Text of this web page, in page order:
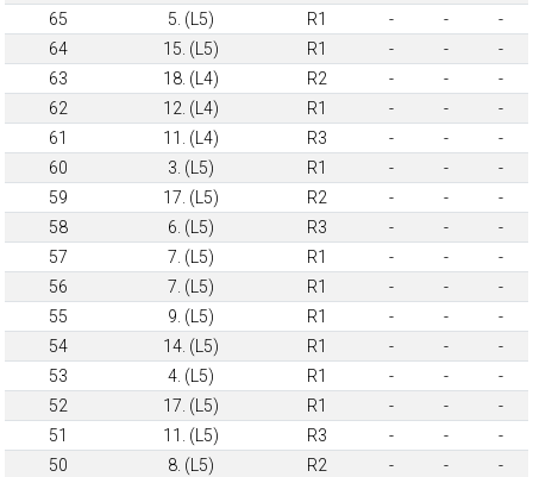
65
5. (L5) R1 - -
-
64
15. (L5) R1 - -
-
63
18. (L4) R2 - -
-
62
12. (L4) R1 - -
-
61
11. (L4) R3 - -
-
60
3. (L5) R1 - -
-
59
17. (L5) R2 - -
-
58
6. (L5) R3 - -
-
57
7. (L5) R1 - -
-
56
7. (L5) R1 - -
-
55
9. (L5) R1 - -
-
54
14. (L5) R1 - -
-
53
4. (L5) R1 - -
-
52
17. (L5) R1 - -
-
51
11. (L5) R3 - -
-
50
8. (L5) R2 - -
-